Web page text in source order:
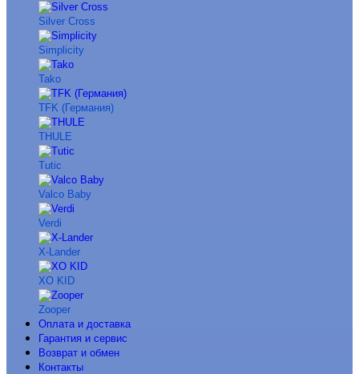
Silver Cross
Simplicity
Tako
TFK (Германия)
THULE
Tutic
Valco Baby
Verdi
X-Lander
XO KID
Zooper
Оплата и доставка
Гарантия и сервис
Возврат и обмен
Контакты